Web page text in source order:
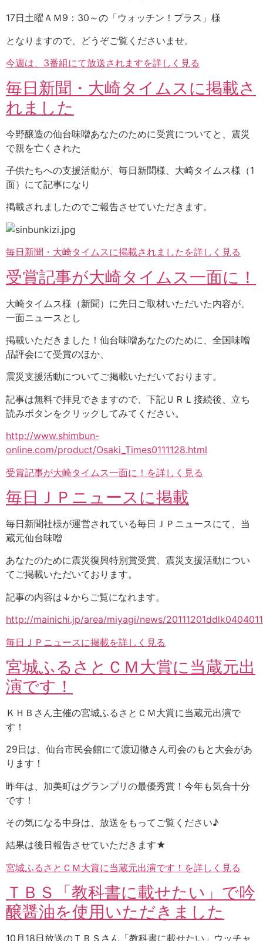
17日土曜ＡＭ9：30～の「ウォッチン！プラス」様
となりますので、どうぞご覧くださいませ。
今週は、3番組にて放送されますを詳しく見る
毎日新聞・大崎タイムスに掲載さ
れました
今野醸造の仙台味噌あなたのために受賞についてと、震災
で親を亡くされた
子供たちへの支援活動が、毎日新聞様、大崎タイムス様（1
面）にて記事になり
掲載されましたのでご報告させていただきます。
毎日新聞・大崎タイムスに掲載されましたを詳しく見る
受賞記事が大崎タイムス一面に！
大崎タイムス様（新聞）に先日ご取材いただいた内容が、
一面ニュースとし
掲載いただきました！仙台味噌あなたのために、全国味噌
品評会にて受賞のほか、
震災支援活動についてご掲載いただいております。
記事は無料で拝見できますので、下記ＵＲＬ接続後、立ち
読みボタンをクリックしてみてください。
http://www.shimbun-
online.com/product/Osaki_Times0111128.html
受賞記事が大崎タイムス一面に！を詳しく見る
毎日ＪＰニュースに掲載
毎日新聞社様が運営されている毎日ＪＰニュースにて、当
蔵元仙台味噌
あなたのために震災復興特別賞受賞、震災支援活動につい
てご掲載いただいております。
記事の内容は↓からご覧になれます。
http://mainichi.jp/area/miyagi/news/
毎日ＪＰニュースに掲載を詳しく見る
宮城ふるさとＣＭ大賞に当蔵元出
演です！
ＫＨＢさん主催の宮城ふるさとＣＭ大賞に当蔵元出演で
す！
29日は、仙台市民会館にて渡辺徹さん司会のもと大会があ
ります！
昨年は、加美町はグランプリの最優秀賞！今年も気合十分
です！
その気になる中身は、放送をもってご覧ください♪
結果は後日報告させていただきます★
宮城ふるさとＣＭ大賞に当蔵元出演です！を詳しく見る
ＴＢＳ「教科書に載せたい」で吟
醸醤油を使用いただきました
10月18日放送のＴＢＳさん「教科書に載せたい」ウッチャ